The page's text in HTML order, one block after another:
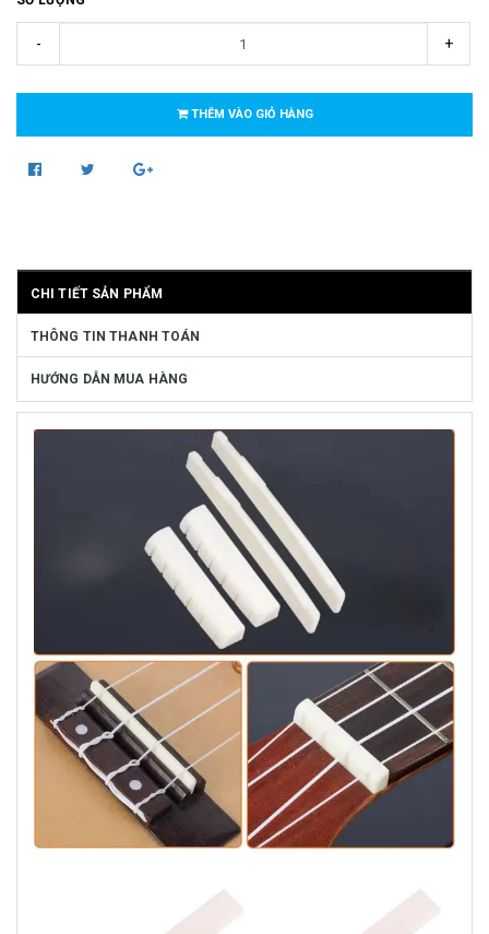
- +
THÊM VÀO GIỎ HÀNG
CHI TIẾT SẢN PHẨM
THÔNG TIN THANH TOÁN
HƯỚNG DẪN MUA HÀNG